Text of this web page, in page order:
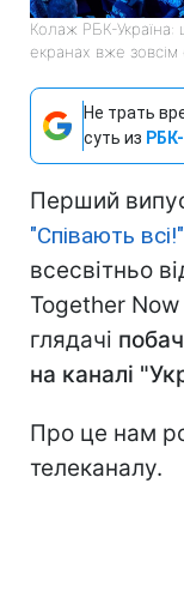
Колаж РБК-Україна:
екранах вже зовсім
Не трать
суть из
Перший
"Співають всі!"
всесвітньо
Together Now
глядачі
на каналі
Про це нам
телеканалу.